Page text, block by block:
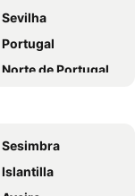
de Portugal
Islantilla